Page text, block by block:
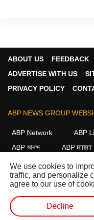
need.
ABOUT US FEEDBACK
ADVERTISE WITH US
PRIVACY POLICY
ABP NEWS GROUP
ABP Network ABP
ABP আনন্দ
ABP माझा
ABP Ganga
ABP ਸਾਂਝਾ
FOLLOW US
We use cookies to
traffic, and personalize
agree to our use of
Decline